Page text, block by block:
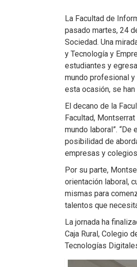
La Facultad de
pasado martes, 24
Sociedad. Una
y Tecnología y
estudiantes y
mundo profesional
esta ocasión, se
El decano de la
Facultad,
mundo laboral”.
posibilidad de
empresas y
Por su parte,
orientación laboral,
mismas para
talentos que
La jornada ha
Caja Rural, Colegio
Tecnologías